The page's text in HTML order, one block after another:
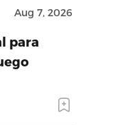
Aug 7, 2026
para